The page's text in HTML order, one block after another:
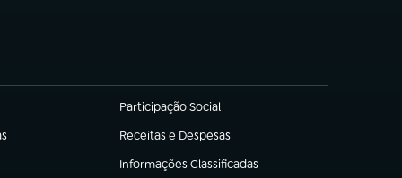
Participação Social
(abre em nova aba)
Receitas e Despesas
(abre em nova aba)
Informações Classificadas
(abre em nova aba)